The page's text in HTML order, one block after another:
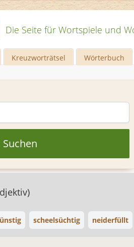
Die Seite für Wortspiele und
Kreuzworträtsel Wörterbuch
Suchen
scheelsüchtig neiderfüllt